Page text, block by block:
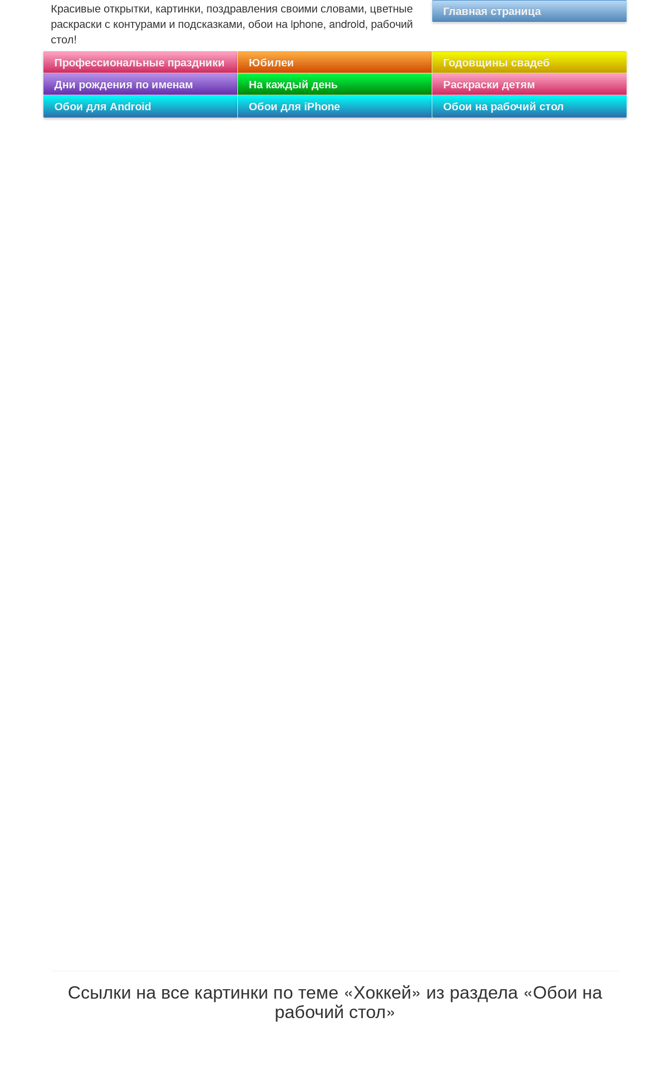
Красивые открытки, картинки, поздравления своими словами, цветные
раскраски с контурами и подсказками, обои на iphone, android, рабочий
стол!
Главная страница
Профессиональные праздники Юбилеи
Годовщины свадеб
Дни рождения по именам
На каждый день
Раскраски детям
Обои для Android
Обои для iPhone Обои на рабочий стол
Ссылки на все картинки по теме «Хоккей» из раздела «Обои на
рабочий стол»